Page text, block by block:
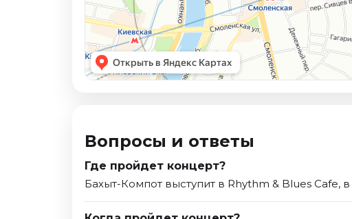
Вопросы и ответы
Где пройдет концерт?
Бахыт-Компот выступит в Rhythm & Blues Cafe,